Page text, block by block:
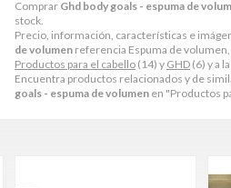
Comprar Ghd body goals - espuma de
stock.
Precio, información, características e
de volumen referencia Espuma de
Productos para el cabello (14) y GHD (6) y a
Encuentra productos relacionados y de
goals - espuma de volumen en "Productos